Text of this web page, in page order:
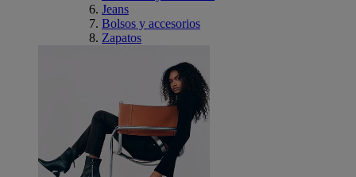
Jeans
Bolsos y accesorios
Zapatos